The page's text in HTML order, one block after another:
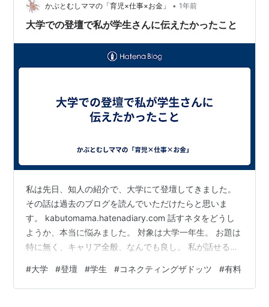
かぶとむしママの「育児×仕事×お金」 • 1年前
大学での登壇で私が学生さんに伝えたかったこと
私は先日、知人の紹介で、大学にて登壇してきました。
その話は過去のブログを読んでいただけたらと思いま
す。 kabutomama.hatenadiary.com 話すネタをどうし
ようか、本当に悩みました。 対象は大学一年生。 お題は
特に無く、キャリア全般、なんでも良し。 私が話せるこ
話せること。 悩み抜いた結果、私が選んだテーマは、
「コネクティングザドッツ」でした。 詳細は先日始めた
#大学 #登壇 #学生 #コネクティングザドッツ #有料